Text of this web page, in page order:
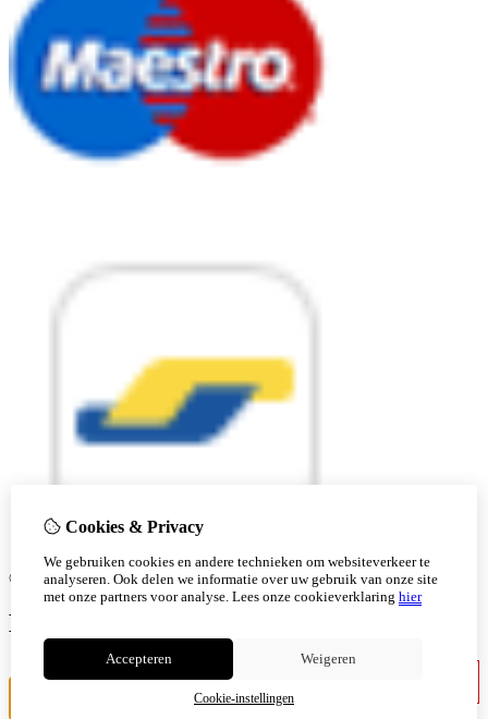
© Copyright 2026 |
Cookies & Privacy
We gebruiken cookies en andere technieken om websiteverkeer te
analyseren. Ook delen we informatie over uw gebruik van onze site
met onze partners voor analyse. Lees onze cookieverklaring hier
Accepteren Weigeren
Cookie-instellingen
Ben je 18 of ouder?